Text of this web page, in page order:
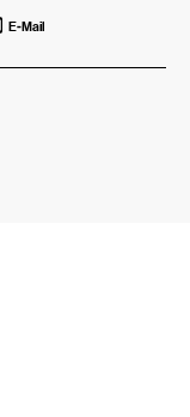
E-Mail